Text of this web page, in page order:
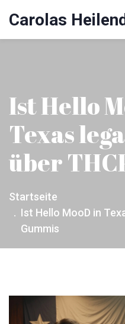
Carolas
Ist Hello
Texas
über
Startseite
Ist Hello MooD in
Gummis